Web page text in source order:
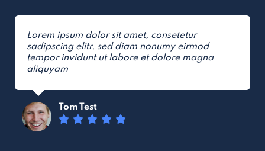
Lorem ipsum dolor sit amet, consetetur
sadipscing elitr, sed diam nonumy eirmod
tempor invidunt ut labore et dolore magna
aliquyam
Tom Test